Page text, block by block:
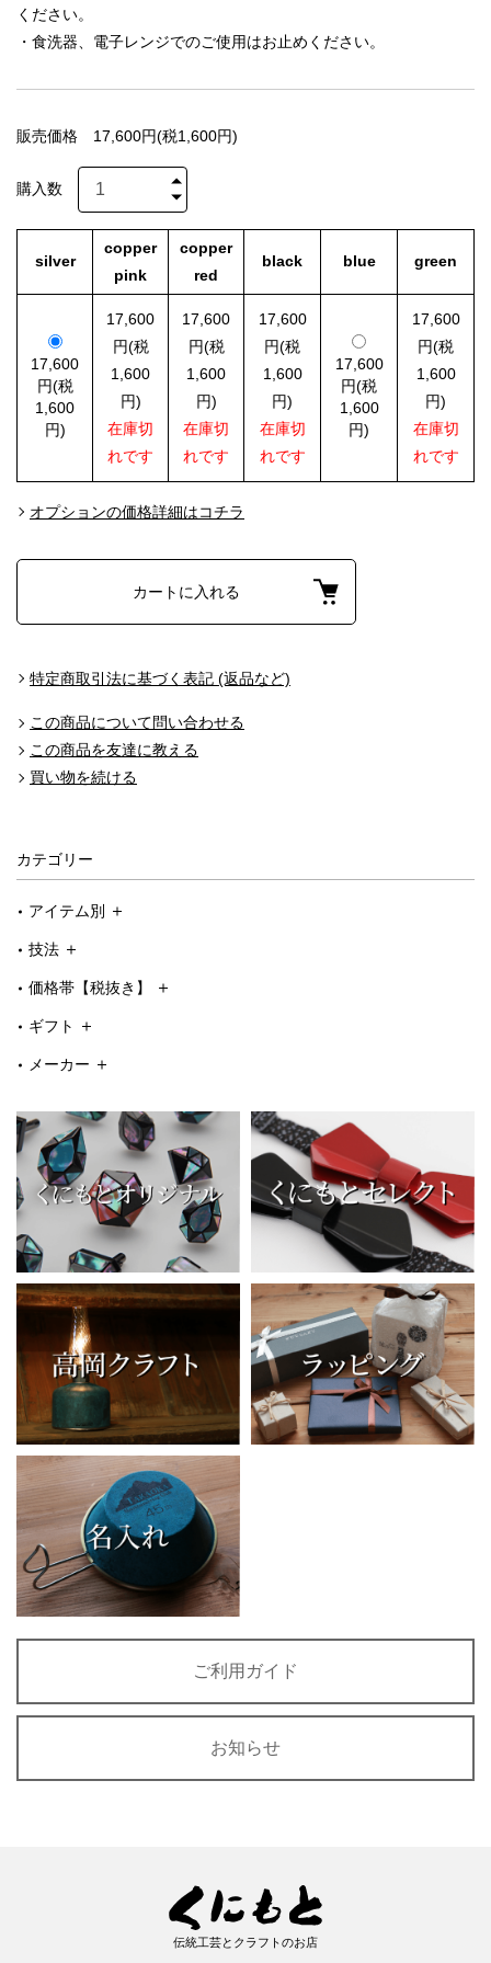
ください。
・食洗器、電子レンジでのご使用はお止めください。
販売価格 17,600円(税1,600円)
購入数
silver
copper
pink
copper
red
black blue green
17,600
円(税
1,600
円)
17,600
円(税
1,600
円)
在庫切
れです
17,600
円(税
1,600
円)
在庫切
れです
17,600
円(税
1,600
円)
在庫切
れです
17,600
円(税
1,600
円)
17,600
円(税
1,600
円)
在庫切
れです
オプションの価格詳細はコチラ
カートに入れる
特定商取引法に基づく表記 (返品など)
この商品について問い合わせる
この商品を友達に教える
買い物を続ける
カテゴリー
アイテム別
技法
価格帯【税抜き】
ギフト
メーカー
ご利用ガイド
お知らせ
伝統工芸とクラフトのお店